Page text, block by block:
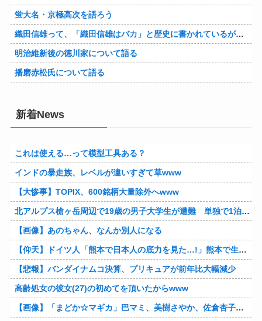
蛍大名・京極高次を語ろう
織田信雄って、「織田信雄はバカ」と歴史に書かれているが今まで家が残っているんでバカではないよな？
明治維新後の徳川家について語る
播磨赤松氏について語る
新着News
これは使える…って模型工具ある？
インドの暴走族、レベルが違いすぎて草www
【大惨事】TOPIX、600銘柄大量除外へwww
北アルプス槍ヶ岳周辺で19歳の男子大学生が遭難 単独で1泊2日の予定で入山も連絡取れず 警察が9日以降捜索予定
【画像】あのちゃん、なんか別人になる
【仰天】ドイツ人「熊本で日本人の底力を見た…!」熊本で生まれて初めて震度7の大地震を経験したドイツ人。直後、日本人たちの行動に衝撃を受けてしまう…
【悲報】バンダイナムコ決算、プリキュアが前年比大幅減少
高齢処女の彼女(27)の初めてを頂いたからwww
【画像】「まどか☆マギカ」巴マミ、美樹さやか、佐倉杏子エロすぎ放課後えんこーハメ撮りどぴゅどぴゅエチエチが最高すぎる❣